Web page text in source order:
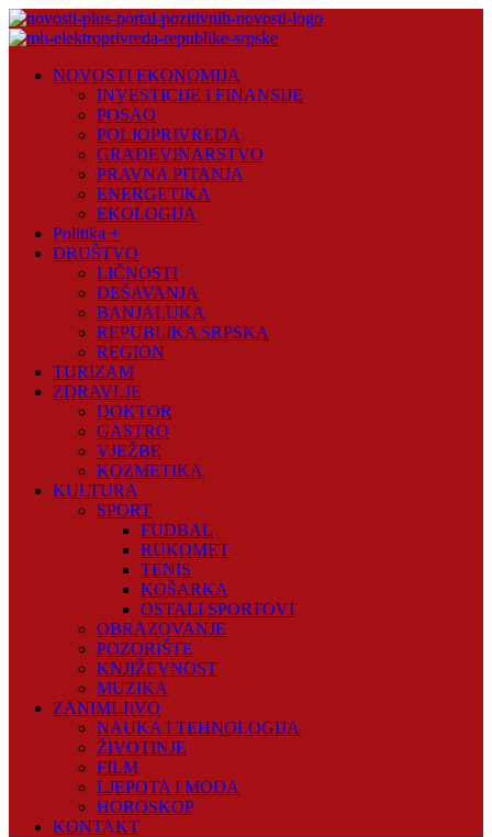
Skip
to
Plus
NOVOSTI EKONOMIJA
INVESTICIJE I FINANSIJE
POSAO
POLJOPRIVREDA
GRAĐEVINARSTVO
PRAVNA PITANJA
ENERGETIKA
EKOLOGIJA
Politika +
DRUŠTVO
LIČNOSTI
DEŠAVANJA
BANJALUKA
REPUBLIKA SRPSKA
REGION
TURIZAM
ZDRAVLJE
DOKTOR
GASTRO
VJEŽBE
KOZMETIKA
KULTURA
SPORT
FUDBAL
RUKOMET
TENIS
KOŠARKA
OSTALI SPORTOVI
OBRAZOVANJE
POZORIŠTE
KNJIŽEVNOST
MUZIKA
ZANIMLJIVO
NAUKA I TEHNOLOGIJA
ŽIVOTINJE
FILM
LJEPOTA I MODA
HOROSKOP
KONTAKT